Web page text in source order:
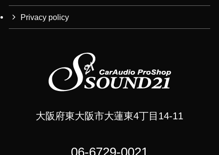
Privacy policy
大阪府東大阪市大蓮東4丁目14-11
06-6729-0021